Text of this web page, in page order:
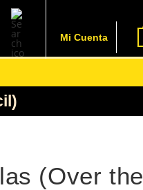
Mi Cuenta
(Over the